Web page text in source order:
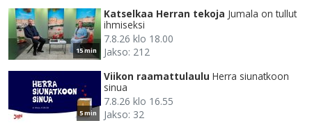
15 min
Katselkaa Herran tekoja Jumala on tullut
ihmiseksi
7.8.26 klo 18.00
Jakso: 212
5 min
Viikon raamattulaulu Herra siunatkoon
sinua
7.8.26 klo 16.55
Jakso: 32